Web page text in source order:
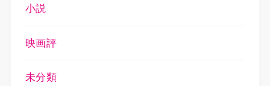
小説
映画評
未分類